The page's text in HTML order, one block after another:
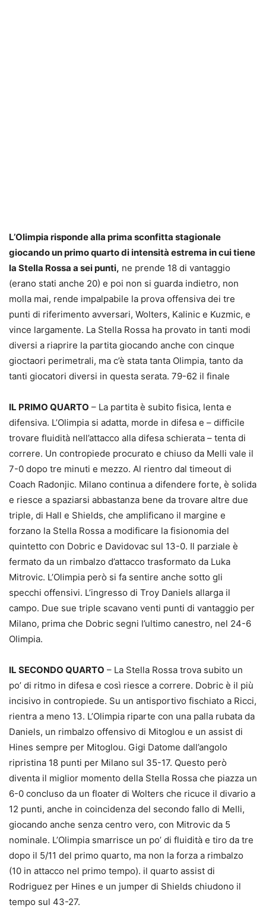
L’Olimpia risponde alla prima sconfitta stagionale
giocando un primo quarto di intensità estrema in cui tiene
la Stella Rossa a sei punti, ne prende 18 di vantaggio
(erano stati anche 20) e poi non si guarda indietro, non
molla mai, rende impalpabile la prova offensiva dei tre
punti di riferimento avversari, Wolters, Kalinic e Kuzmic, e
vince largamente. La Stella Rossa ha provato in tanti modi
diversi a riaprire la partita giocando anche con cinque
gioctaori perimetrali, ma c’è stata tanta Olimpia, tanto da
tanti giocatori diversi in questa serata. 79-62 il finale
IL PRIMO QUARTO – La partita è subito fisica, lenta e
difensiva. L’Olimpia si adatta, morde in difesa e – difficile
trovare fluidità nell’attacco alla difesa schierata – tenta di
correre. Un contropiede procurato e chiuso da Melli vale il
7-0 dopo tre minuti e mezzo. Al rientro dal timeout di
Coach Radonjic. Milano continua a difendere forte, è solida
e riesce a spaziarsi abbastanza bene da trovare altre due
triple, di Hall e Shields, che amplificano il margine e
forzano la Stella Rossa a modificare la fisionomia del
quintetto con Dobric e Davidovac sul 13-0. Il parziale è
fermato da un rimbalzo d’attacco trasformato da Luka
Mitrovic. L’Olimpia però si fa sentire anche sotto gli
specchi offensivi. L’ingresso di Troy Daniels allarga il
campo. Due sue triple scavano venti punti di vantaggio per
Milano, prima che Dobric segni l’ultimo canestro, nel 24-6
Olimpia.
IL SECONDO QUARTO – La Stella Rossa trova subito un
po’ di ritmo in difesa e così riesce a correre. Dobric è il più
incisivo in contropiede. Su un antisportivo fischiato a Ricci,
rientra a meno 13. L’Olimpia riparte con una palla rubata da
Daniels, un rimbalzo offensivo di Mitoglou e un assist di
Hines sempre per Mitoglou. Gigi Datome dall’angolo
ripristina 18 punti per Milano sul 35-17. Questo però
diventa il miglior momento della Stella Rossa che piazza un
6-0 concluso da un floater di Wolters che ricuce il divario a
12 punti, anche in coincidenza del secondo fallo di Melli,
giocando anche senza centro vero, con Mitrovic da 5
nominale. L’Olimpia smarrisce un po’ di fluidità e tiro da tre
dopo il 5/11 del primo quarto, ma non la forza a rimbalzo
(10 in attacco nel primo tempo). il quarto assist di
Rodriguez per Hines e un jumper di Shields chiudono il
tempo sul 43-27.